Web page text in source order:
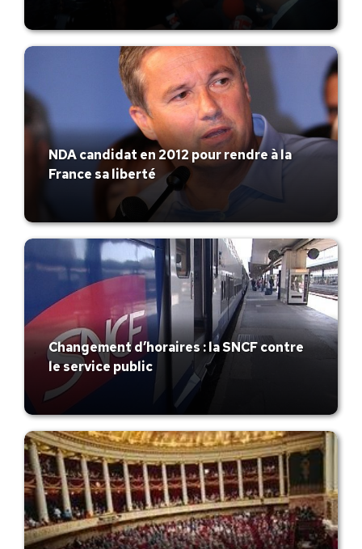
NDA candidat en 2012 pour rendre à la
France sa liberté
Changement d’horaires : la SNCF contre
le service public